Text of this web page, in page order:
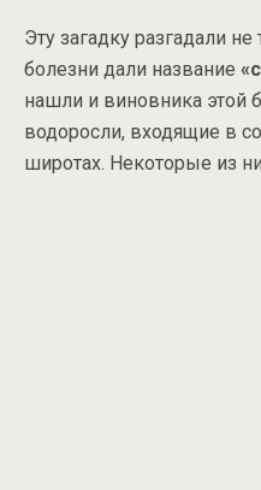
Эту загадку разгадали
болезни дали название
нашли и виновника этой
водоросли, входящие в
широтах. Некоторые из